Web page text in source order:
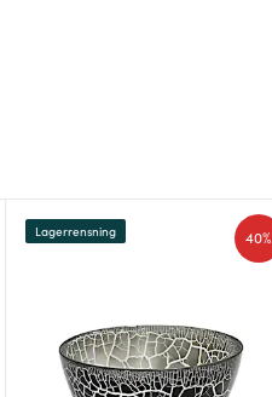
40%
Lagerrensning